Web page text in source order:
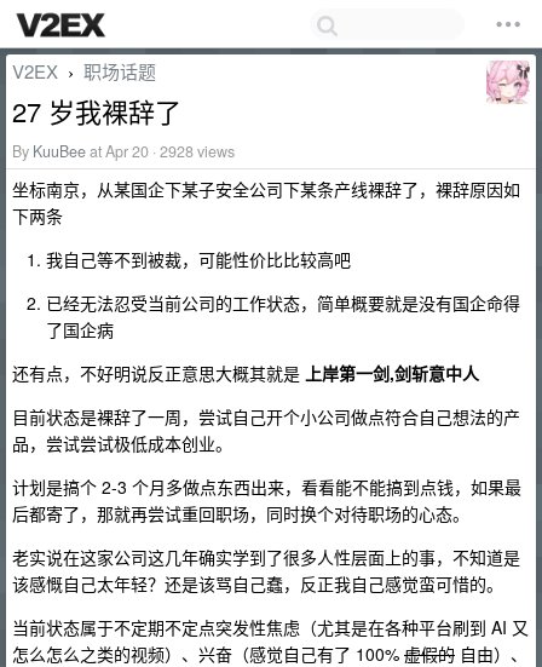
V2EX › 职场话题
27 岁我裸辞了
By KuuBeeat Apr 20 · 2928 views
坐标南京，从某国企下某子安全公司下某条产线裸辞了，裸辞原因如
下两条
我自己等不到被裁，可能性价比比较高吧
已经无法忍受当前公司的工作状态，简单概要就是没有国企命得
了国企病
还有点，不好明说反正意思大概其就是 上岸第一剑,剑斩意中人
目前状态是裸辞了一周，尝试自己开个小公司做点符合自己想法的产
品，尝试尝试极低成本创业。
计划是搞个 2-3 个月多做点东西出来，看看能不能搞到点钱，如果最
后都寄了，那就再尝试重回职场，同时换个对待职场的心态。
老实说在这家公司这几年确实学到了很多人性层面上的事，不知道是
该感慨自己太年轻？还是该骂自己蠢，反正我自己感觉蛮可惜的。
当前状态属于不定期不定点突发性焦虑（尤其是在各种平台刷到 AI 又
怎么怎么之类的视频）、兴奋（感觉自己有了 100% 虚假的 自由）、